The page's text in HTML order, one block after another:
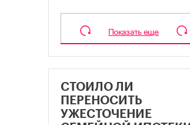
Показать еще
СТОИЛО ЛИ
ПЕРЕНОСИТЬ
УЖЕСТОЧЕНИЕ